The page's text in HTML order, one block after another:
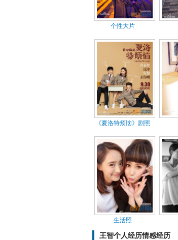
个性大片
《夏洛特烦恼》剧照
生活照
王智个人经历情感经历